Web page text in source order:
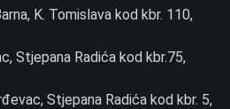
K. Tomislava kod kbr. 110,
Stjepana Radića kod kbr.75,
Stjepana Radića kod kbr. 5,